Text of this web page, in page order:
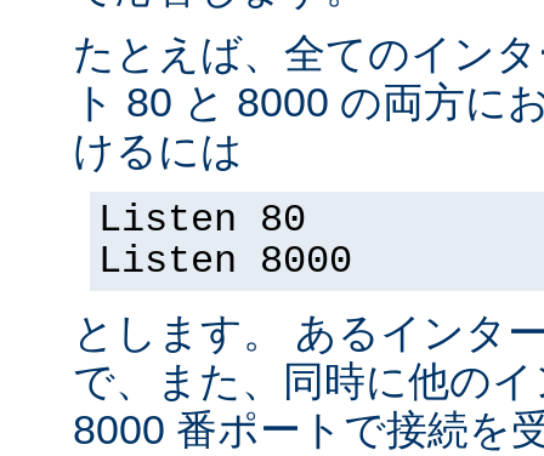
たとえば、全てのイン
ト 80 と 8000 の両方に
けるには
Listen 80
Listen 8000
とします。 あるインタ
で、また、同時に他の
8000 番ポートで接続を